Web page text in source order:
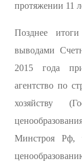
протяжении 11
Позднее
выводами
2015 года
агентство по
хозяйству
Минстроя Рф,